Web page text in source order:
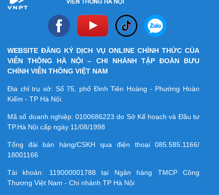
WEBSITE ĐĂNG KÝ DỊCH VỤ ONLINE CHÍNH THỨC CỦA
VIỄN THÔNG HÀ NỘI – CHI NHÁNH TẬP ĐOÀN BƯU
CHÍNH VIỄN THÔNG VIỆT NAM
Địa chỉ trụ sở: Số 75, phố Đinh Tiên Hoàng - Phường Hoàn
Kiếm - TP Hà Nội.
Mã số doanh nghiệp:0100686223 do Sở Kế hoạch và Đầu tư
TP.Hà Nội cấp ngày 11/08/1998
Tổng đài bán hàng/CSKH qua điện thoại 085.585.1166/
18001166
Tài khoản: 119000001788 tại Ngân hàng TMCP Công
Thương Việt Nam - Chi nhánh TP Hà Nội